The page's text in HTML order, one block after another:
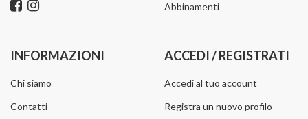
Abbinamenti
INFORMAZIONI
Chi siamo
Contatti
ACCEDI / REGISTRATI
Accedi al tuo account
Registra un nuovo profilo